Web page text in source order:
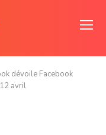
dévoile Facebook
avril